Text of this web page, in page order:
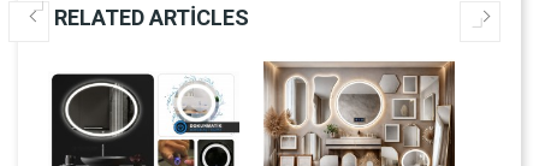
RELATED ARTICLES